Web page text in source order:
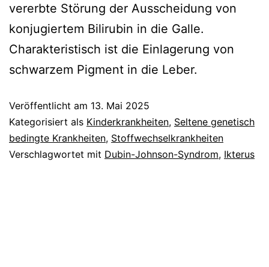
vererbte Störung der Ausscheidung von
konjugiertem Bilirubin in die Galle.
Charakteristisch ist die Einlagerung von
schwarzem Pigment in die Leber.
Veröffentlicht am 13. Mai 2025
Kategorisiert als Kinderkrankheiten, Seltene genetisch
bedingte Krankheiten, Stoffwechselkrankheiten
Verschlagwortet mit Dubin-Johnson-Syndrom, Ikterus